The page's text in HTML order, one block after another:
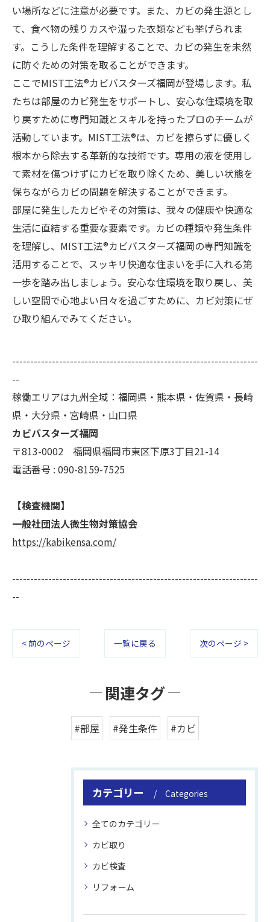
い場所などに注意が必要です。また、カビの発生源とし
て、食べ物の残りカスや湿った衣類なども挙げられま
す。こうした条件を理解することで、カビの発生を未然
に防ぐための対策を取ることができます。
ここでMIST工法®カビバスターズ福岡が登場します。私
たちは部屋のカビ発生をサポートし、安心な住環境を取
り戻すために専門知識とスキルを持ったプロのチームが
活動しています。MIST工法®は、カビを擦らずに優しく
根本から除去する革新的な技術です。専用の液を使用し
て素材を傷つけずにカビを取り除くため、美しい状態を
保ちながらカビの問題を解決することができます。
部屋に発生したカビやその対策は、我々の健康や快適な
生活に直結する重要な要素です。カビの種類や発生条件
を理解し、MIST工法®カビバスターズ福岡の専門知識を
活用することで、スッキリ快適な住まいを手に入れる第
一歩を踏み出しましょう。安心な住環境を取り戻し、美
しい空間で心地よい日々を過ごすために、カビ対策にぜ
ひ取り組んでみてください。
--------------------------------------------------------------------
--
稼働エリアは九州全域：福岡県・熊本県・佐賀県・長崎
県・大分県・宮崎県・山口県
カビバスターズ福岡
〒813-0002 福岡県福岡市東区下原3丁目21-14
電話番号 : 090-8159-7525
【検査機関】
一般社団法人微生物対策協会
https://kabikensa.com/
--------------------------------------------------------------------
--
< 前のページ 一覧に戻る 次のページ >
関連タグ
#部屋 #発生条件 #カビ
カテゴリー Categories
全てのカテゴリー
カビ取り
カビ検査
リフォーム